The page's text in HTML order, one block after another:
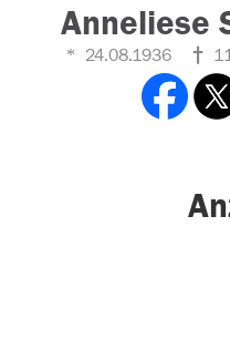
Anneliese
24.08.1936